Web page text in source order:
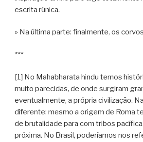
escrita rúnica.
» Na última parte: finalmente, os
***
[1] No Mahabharata hindu temos
muito parecidas, de onde surgiram
eventualmente, a própria civilização.
diferente: mesmo a origem de Roma
de brutalidade para com tribos
próxima. No Brasil, poderíamos nos